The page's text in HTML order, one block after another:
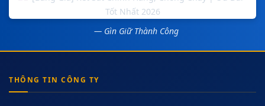
— Gìn Giữ Thành Công
THÔNG TIN CÔNG TY